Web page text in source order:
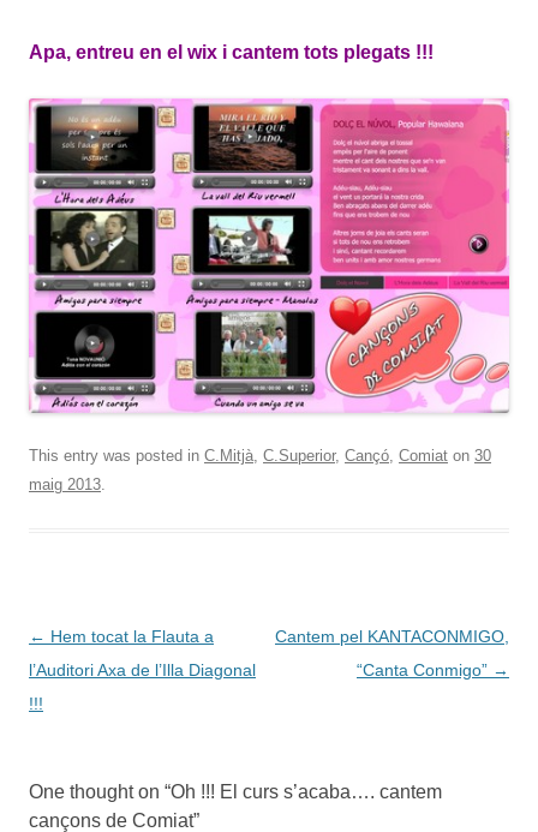
Apa, entreu en el wix i cantem tots plegats !!!
This entry was posted in C.Mitjà C.Superior, Cançó Comiat on 30
maig 2013
Post
navigation
← Hem tocat la Flauta a
l’Auditori Axa de l’Illa Diagonal
!!!
Cantem pel KANTACONMIGO,
“Canta Conmigo” →
One thought on “Oh !!! El curs s’acaba…. cantem
cançons de Comiat”